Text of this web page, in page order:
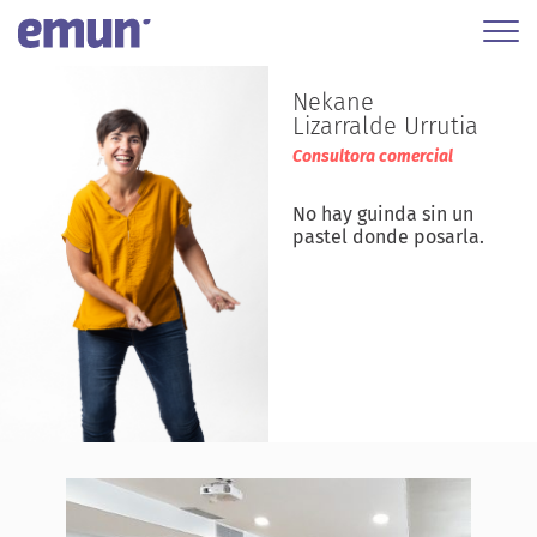
Nekane
Lizarralde Urrutia
Consultora comercial
No hay guinda sin un
pastel donde posarla.